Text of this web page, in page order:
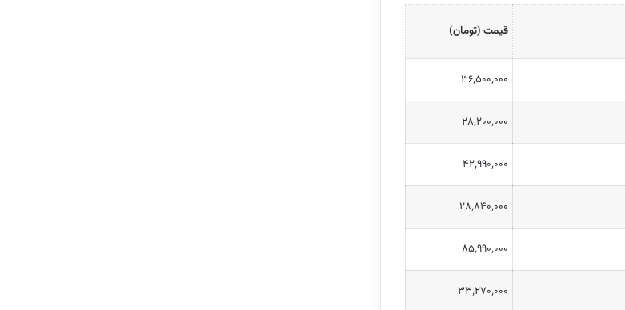
قیمت (تومان)
۳۶٬۵۰۰٬۰۰۰
۲۸٬۲۰۰٬۰۰۰
۴۲٬۹۹۰٬۰۰۰
۲۸٬۸۴۰٬۰۰۰
۸۵٬۹۹۰٬۰۰۰
۳۳٬۲۷۰٬۰۰۰